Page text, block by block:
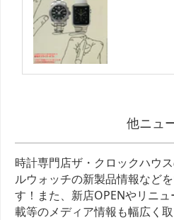
他ニュ
時計専門店ザ・クロックハウ
ルウォッチの新製品情報など
す！また、新店OPENやリニ
載等のメディア情報も幅広く取